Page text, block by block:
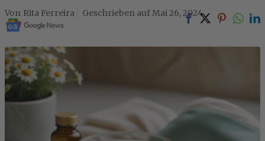
Rita Ferreira Mai 26, 2024